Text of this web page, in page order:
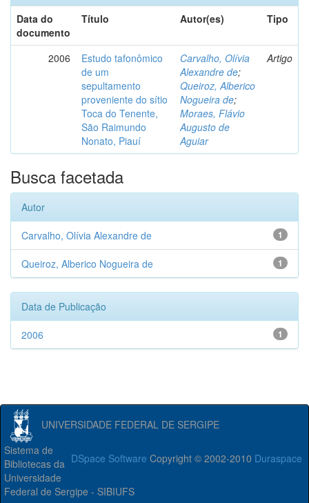
Data do
documento
Título Autor(es) Tipo
2006
Estudo tafonômico
de um
sepultamento
proveniente do sítio
Toca do Tenente,
São Raimundo
Nonato, Piauí
Carvalho, Olívia
Alexandre de;
Queiroz, Alberico
Nogueira de;
Moraes, Flávio
Augusto de
Aguiar
Artigo
Busca facetada
Autor
1
Carvalho, Olívia Alexandre de
1
Queiroz, Alberico Nogueira de
Data de Publicação
1
2006
UNIVERSIDADE FEDERAL DE SERGIPE
DSpace Software Copyright © 2002-2010 Duraspace
Sistema de
Bibliotecas da
Universidade
Federal de Sergipe - SIBIUFS